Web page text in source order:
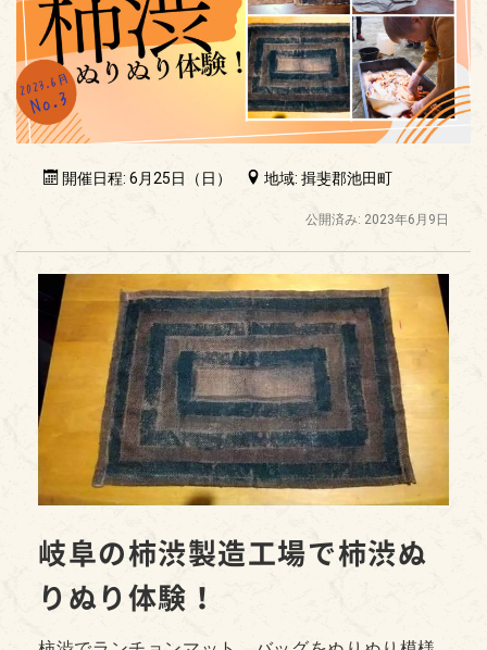
開催日程: 6月25日（日） 地域: 揖斐郡池田町
公開済み: 2023年6月9日
岐阜の柿渋製造工場で柿渋ぬ
りぬり体験！